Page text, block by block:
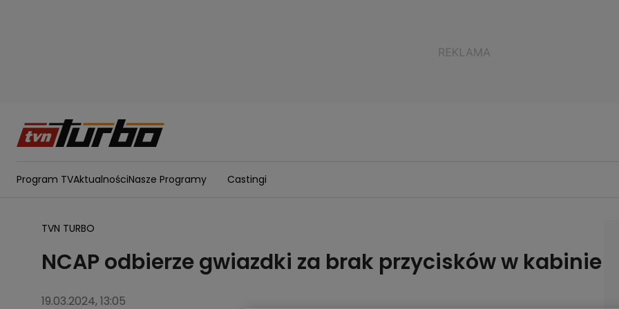
Program TVAktualnościNasze Programy Castingi
TVN TURBO
NCAP odbierze gwiazdki za brak przycisków w kabinie
19.03.2024, 13:05